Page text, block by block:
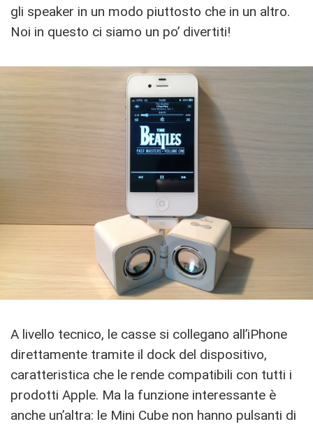
gli speaker in un modo piuttosto che in un altro.
Noi in questo ci siamo un po’ divertiti!
A livello tecnico, le casse si collegano all’iPhone
direttamente tramite il dock del dispositivo,
caratteristica che le rende compatibili con tutti i
prodotti Apple. Ma la funzione interessante è
anche un’altra: le Mini Cube non hanno pulsanti di